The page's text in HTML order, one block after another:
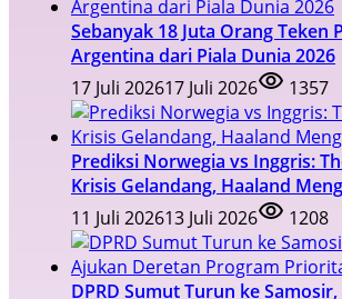
Sebanyak 18 Juta Orang Teken
Argentina dari Piala Dunia 2026
17 Juli 202617 Juli 2026 1357
Prediksi Norwegia vs Inggris:
Krisis Gelandang, Haaland
11 Juli 202613 Juli 2026 1208
DPRD Sumut Turun ke